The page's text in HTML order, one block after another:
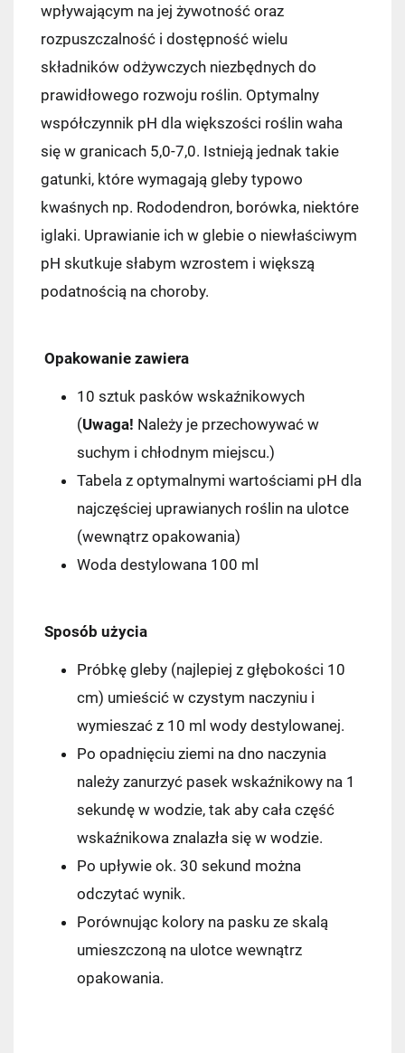
wpływającym na jej żywotność oraz
rozpuszczalność i dostępność wielu
składników odżywczych niezbędnych do
prawidłowego rozwoju roślin. Optymalny
współczynnik pH dla większości roślin waha
się w granicach 5,0-7,0. Istnieją jednak takie
gatunki, które wymagają gleby typowo
kwaśnych np. Rododendron, borówka, niektóre
iglaki. Uprawianie ich w glebie o niewłaściwym
pH skutkuje słabym wzrostem i większą
podatnością na choroby.
Opakowanie zawiera
10 sztuk pasków wskaźnikowych
(Uwaga! Należy je przechowywać w
suchym i chłodnym miejscu.)
Tabela z optymalnymi wartościami pH dla
najczęściej uprawianych roślin na ulotce
(wewnątrz opakowania)
Woda destylowana 100 ml
Sposób użycia
Próbkę gleby (najlepiej z głębokości 10
cm) umieścić w czystym naczyniu i
wymieszać z 10 ml wody destylowanej.
Po opadnięciu ziemi na dno naczynia
należy zanurzyć pasek wskaźnikowy na 1
sekundę w wodzie, tak aby cała część
wskaźnikowa znalazła się w wodzie.
Po upływie ok. 30 sekund można
odczytać wynik.
Porównując kolory na pasku ze skalą
umieszczoną na ulotce wewnątrz
opakowania.
Kraj wysyłki:
Pocztex PUNKT/AUTOMAT 7,49 zł
Kurier Pocztex